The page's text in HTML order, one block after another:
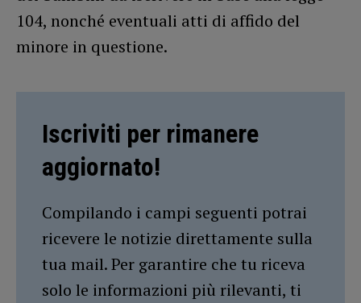
104, nonché eventuali atti di affido del
minore in questione.
Iscriviti per rimanere
aggiornato!
Compilando i campi seguenti potrai
ricevere le notizie direttamente sulla
tua mail. Per garantire che tu riceva
solo le informazioni più rilevanti, ti